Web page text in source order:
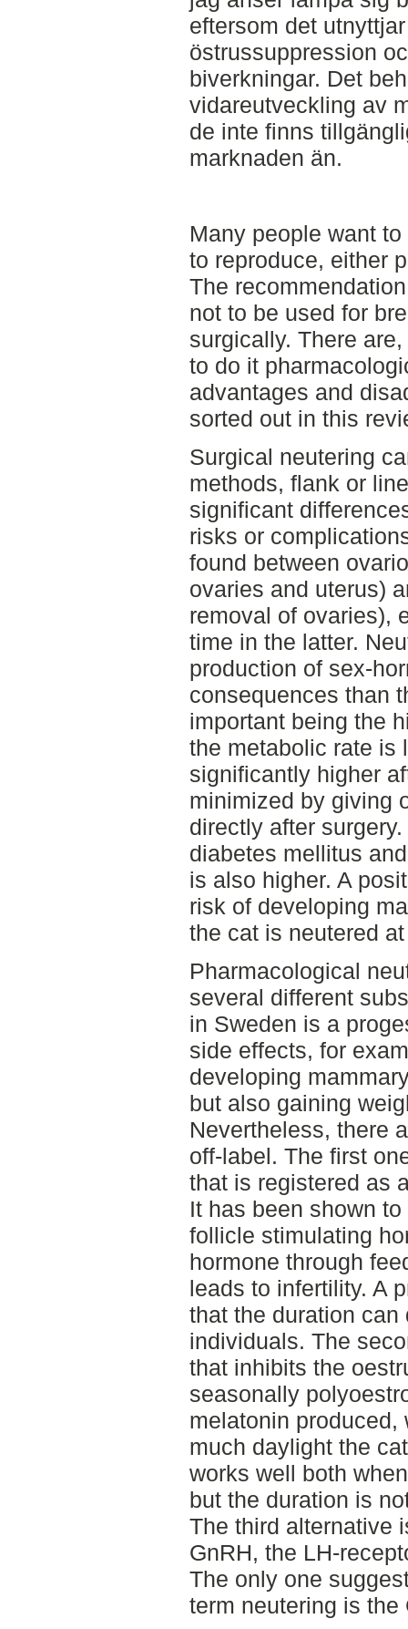
eftersom det
östrussuppression
biverkningar. Det
vidareutveckling av
de inte finns
marknaden än.
Many people want
to reproduce, either
The
not to be used for
surgically. There
to do it
advantages and
sorted out in this
Surgical neutering
methods, flank or
significant
risks or
found between
ovaries and uterus)
removal of ovaries),
time in the latter.
production of sex-
consequences than
important being the
the metabolic rate is
significantly higher
minimized by giving
directly after
diabetes mellitus
is also higher. A
risk of developing
the cat is neutered
Pharmacological
several different
in Sweden is a
side effects, for
developing
but also gaining
Nevertheless, there
off-label. The first
that is registered as
It has been shown
follicle stimulating
hormone through
leads to infertility. A
that the duration can
individuals. The
that inhibits the
seasonally
melatonin
much daylight the
works well both
but the duration is
The third alternative
GnRH, the LH-
The only one
term neutering is the